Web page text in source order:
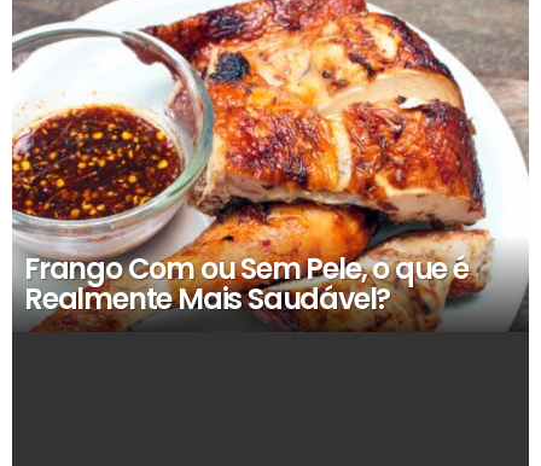
Frango Com ou Sem Pele, o que é
Realmente Mais Saudável?